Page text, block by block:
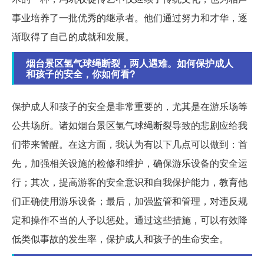
事业培养了一批优秀的继承者。他们通过努力和才华，逐
渐取得了自己的成就和发展。
烟台景区氢气球绳断裂，两人遇难。如何保护成人
和孩子的安全，你如何看?
保护成人和孩子的安全是非常重要的，尤其是在游乐场等
公共场所。诸如烟台景区氢气球绳断裂导致的悲剧应给我
们带来警醒。在这方面，我认为有以下几点可以做到：首
先，加强相关设施的检修和维护，确保游乐设备的安全运
行；其次，提高游客的安全意识和自我保护能力，教育他
们正确使用游乐设备；最后，加强监管和管理，对违反规
定和操作不当的人予以惩处。通过这些措施，可以有效降
低类似事故的发生率，保护成人和孩子的生命安全。